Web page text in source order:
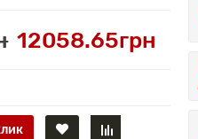
12058.65грн